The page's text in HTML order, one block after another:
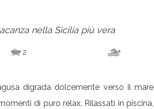
nella Sicilia più vera
2
digrada dolcemente verso il mare
di puro relax. Rilassati in piscina,